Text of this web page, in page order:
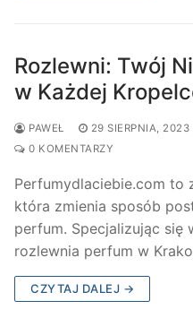
Rozlewni: Twój
w Każdej
PAWEŁ 29 SIERPNIA, 2023
0 KOMENTARZY
Perfumydlaciebie.com to
która zmienia sposób
perfum. Specjalizując się
rozlewnia perfum w
CZYTAJ DALEJ →